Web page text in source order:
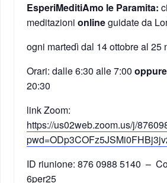
EsperiMeditiAmo le Paramita:
meditazionionlineguidate da
ogni martedì dal 14 ottobre al 25
Orari: dalle 6:30 alle 7:00oppure
20:30
link Zoom:
https://us02web.zoom.us/j/
ID riunione: 876 0988 5140 –
6per25